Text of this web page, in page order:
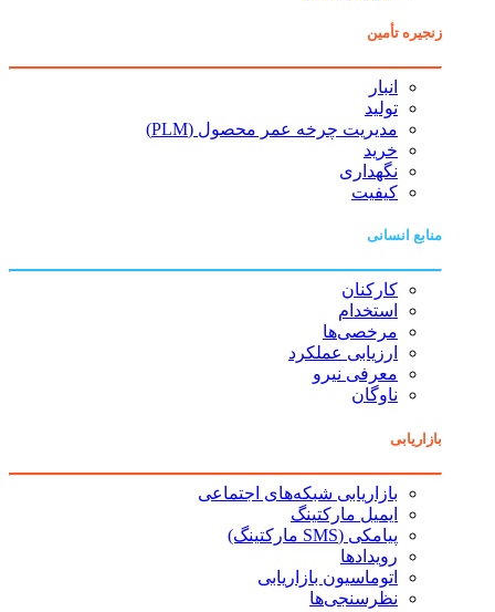
زنجیره تأمین
انبار
تولید
مدیریت چرخه عمر محصول (PLM)
خرید
نگهداری
کیفیت
منابع انسانی
کارکنان
استخدام
مرخصی‌ها
ارزیابی عملکرد
معرفی نیرو
ناوگان
بازاریابی
بازاریابی شبکه‌های اجتماعی
ایمیل مارکتینگ
پیامکی (SMS مارکتینگ)
رویدادها
اتوماسیون بازاریابی
نظرسنجی‌ها